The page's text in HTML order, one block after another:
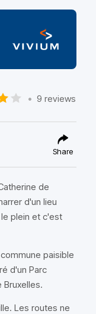
• 9 reviews
Share
de
d'un lieu
plein et c'est
paisible
d'un Parc
Les routes ne